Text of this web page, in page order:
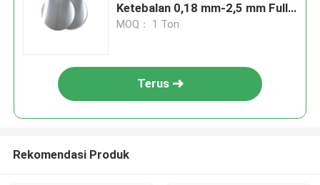
Ketebalan 0,18 mm-2,5 mm Full
Hard
MOQ： 1 Ton
Terus
Rekomendasi Produk